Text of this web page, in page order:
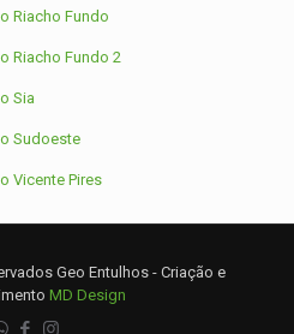
Riacho Fundo
Riacho Fundo 2
Sia
Sudoeste
Vicente Pires
Geo Entulhos - Criação e
MD Design